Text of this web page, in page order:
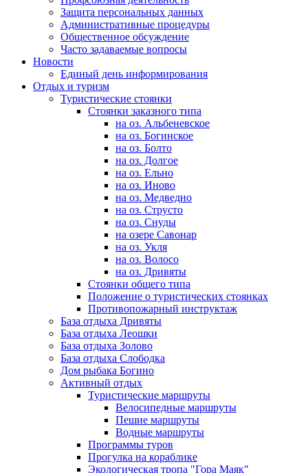
Защита персональных данных
Административные процедуры
Общественное обсуждение
Часто задаваемые вопросы
Новости
Единый день информирования
Отдых и туризм
Туристические стоянки
Стоянки заказного типа
на оз. Альбеневское
на оз. Богинское
на оз. Болто
на оз. Долгое
на оз. Ельно
на оз. Иново
на оз. Медведно
на оз. Струсто
на оз. Снуды
на озере Савонар
на оз. Укля
на оз. Волосо
на оз. Дривяты
Стоянки общего типа
Положение о туристических стоянках
Противопожарный инструктаж
База отдыха Дривяты
База отдыха Леошки
База отдыха Золово
База отдыха Слободка
Дом рыбака Богино
Активный отдых
Туристические маршруты
Велосипедные маршруты
Пешие маршруты
Водные маршруты
Программы туров
Прогулка на кораблике
Экологическая тропа "Гора Маяк"